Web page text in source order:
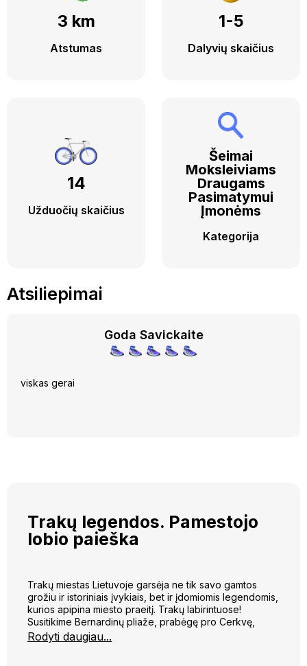
3 km
Atstumas
1-5
Dalyvių skaičius
14
Užduočių skaičius
Šeimai
Moksleiviams
Draugams
Pasimatymui
Įmonėms
Kategorija
Atsiliepimai
Goda Savickaite
viskas gerai
Trakų legendos. Pamestojo
lobio paieška
Trakų miestas Lietuvoje garsėja ne tik savo gamtos
grožiu ir istoriniais įvykiais, bet ir įdomiomis legendomis,
kurios apipina miesto praeitį. Trakų labirintuose!
Susitikime Bernardinų pliaže, prabėgę pro Cerkvę,
užsuksime į Bažnyčią, aplankysime supynių parką ir
koplytstulpį bei paštą. Ieškosime jos vienuolyne ir
Rodyti daugiau...